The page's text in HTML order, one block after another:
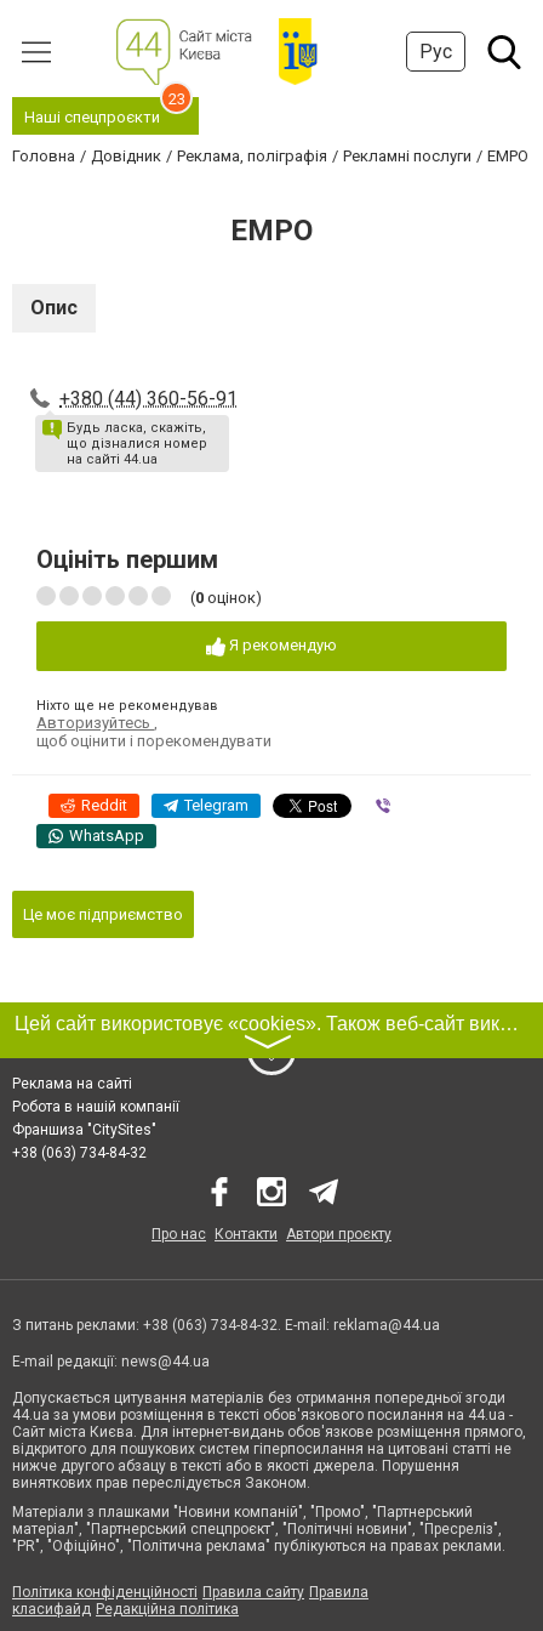
Рус
Наші спецпроєкти
23
Головна Довідник Реклама, поліграфія Рекламні послуги ЕМРО
ЕМРО
Опис
+380 (44) 360-56-91
Будь ласка, скажіть,
що дізналися номер
на сайті 44.ua
Оцініть першим
(0 оцінок)
Я рекомендую
Ніхто ще не рекомендував
Авторизуйтесь
щоб оцінити і порекомендувати
Reddit Telegram
WhatsApp
Це моє підприємство
Цей сайт використовує «cookies». Також веб-сайт використовує інтернет-сервіс для збору технічних даних стосовно відвідувачів з метою отримання маркетингової та статистичної інформації. Умови обробки даних відвідувачів сайту див.
〉
Реклама на сайті
Робота в нашій компанії
Франшиза "CitySites"
+38 (063) 734-84-32
Про нас Контакти Автори проєкту
З питань реклами: +38 (063) 734-84-32. E-mail: reklama@44.ua
E-mail редакції: news@44.ua
Допускається цитування матеріалів без отримання попередньої згоди
44.ua за умови розміщення в тексті обов'язкового посилання на 44.ua -
Сайт міста Києва. Для інтернет-видань обов'язкове розміщення прямого,
відкритого для пошукових систем гіперпосилання на цитовані статті не
нижче другого абзацу в тексті або в якості джерела. Порушення
виняткових прав переслідується Законом.
Матеріали з плашками "Новини компаній", "Промо", "Партнерський
матеріал", "Партнерський спецпроєкт", "Політичні новини", "Пресреліз",
"PR", "Офіційно", "Політична реклама" публікуються на правах реклами.
Політика конфіденційності Правила сайту Правила
класифайд Редакційна політика